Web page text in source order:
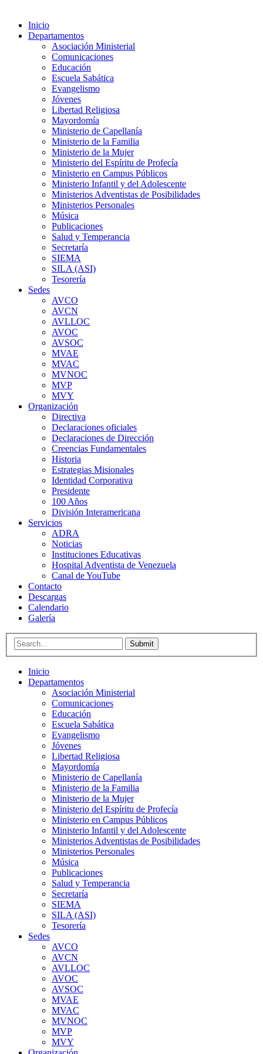
Inicio
Departamentos
Asociación Ministerial
Comunicaciones
Educación
Escuela Sabática
Evangelismo
Jóvenes
Libertad Religiosa
Mayordomía
Ministerio de Capellanía
Ministerio de la Familia
Ministerio de la Mujer
Ministerio del Espíritu de Profecía
Ministerio en Campus Públicos
Ministerio Infantil y del Adolescente
Ministerios Adventistas de Posibilidades
Ministerios Personales
Música
Publicaciones
Salud y Temperancia
Secretaría
SIEMA
SILA (ASI)
Tesorería
Sedes
AVCO
AVCN
AVLLOC
AVOC
AVSOC
MVAE
MVAC
MVNOC
MVP
MVY
Organización
Directiva
Declaraciones oficiales
Declaraciones de Dirección
Creencias Fundamentales
Historia
Estrategias Misionales
Identidad Corporativa
Presidente
100 Años
División Interamericana
Servicios
ADRA
Noticias
Instituciones Educativas
Hospital Adventista de Venezuela
Canal de YouTube
Contacto
Descargas
Calendario
Galería
Submit
Inicio
Departamentos
Asociación Ministerial
Comunicaciones
Educación
Escuela Sabática
Evangelismo
Jóvenes
Libertad Religiosa
Mayordomía
Ministerio de Capellanía
Ministerio de la Familia
Ministerio de la Mujer
Ministerio del Espíritu de Profecía
Ministerio en Campus Públicos
Ministerio Infantil y del Adolescente
Ministerios Adventistas de Posibilidades
Ministerios Personales
Música
Publicaciones
Salud y Temperancia
Secretaría
SIEMA
SILA (ASI)
Tesorería
Sedes
AVCO
AVCN
AVLLOC
AVOC
AVSOC
MVAE
MVAC
MVNOC
MVP
MVY